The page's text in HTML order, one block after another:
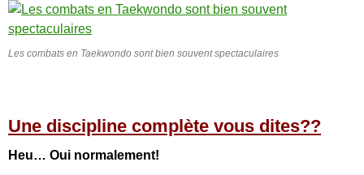
Les combats en Taekwondo sont bien souvent spectaculaires
Une discipline complète vous dites??
Heu… Oui normalement!